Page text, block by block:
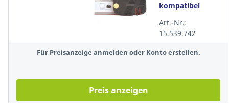
kompatibel
Olympia ES 70
Art.-Nr.:
15.539.742
Für Preisanzeige anmelden oder Konto erstellen.
Preis anzeigen